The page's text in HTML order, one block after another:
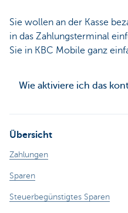
Sie wollen an der Kasse
in das Zahlungsterminal
Sie in KBC Mobile ganz
Wie aktiviere ich das
Übersicht
Zahlungen
Sparen
Steuerbegünstigtes Sparen